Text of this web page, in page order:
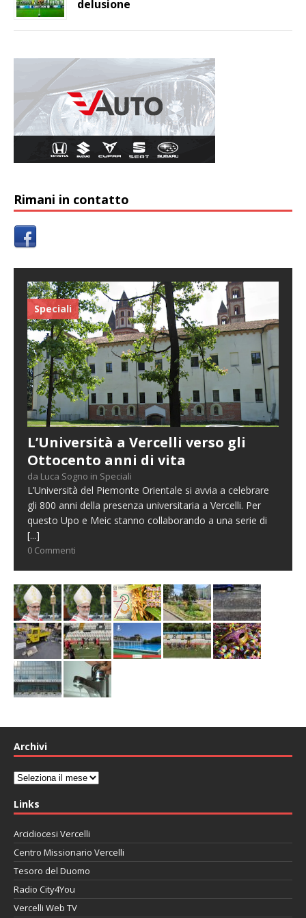
delusione
Rimani in contatto
Speciali
L’Università a Vercelli verso gli
Ottocento anni di vita
da Luca Sogno in Speciali
L’Università del Piemonte Orientale si avvia a celebrare
gli 800 anni della presenza universitaria a Vercelli. Per
questo Upo e Meic stanno collaborando a una serie di
[...]
0 Commenti
Archivi
Archivi
Links
Arcidiocesi Vercelli
Centro Missionario Vercelli
Tesoro del Duomo
Radio City4You
Vercelli Web TV